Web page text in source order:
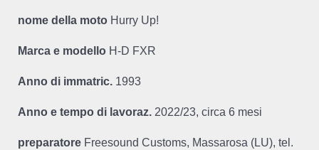
nome della moto Hurry Up!
Marca e modello H-D FXR
Anno di immatric. 1993
Anno e tempo di lavoraz. 2022/23, circa 6 mesi
preparatore Freesound Customs, Massarosa (LU), tel.